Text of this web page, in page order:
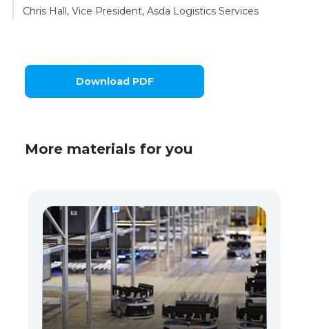
Chris Hall, Vice President, Asda Logistics Services
Download PDF
More materials for you